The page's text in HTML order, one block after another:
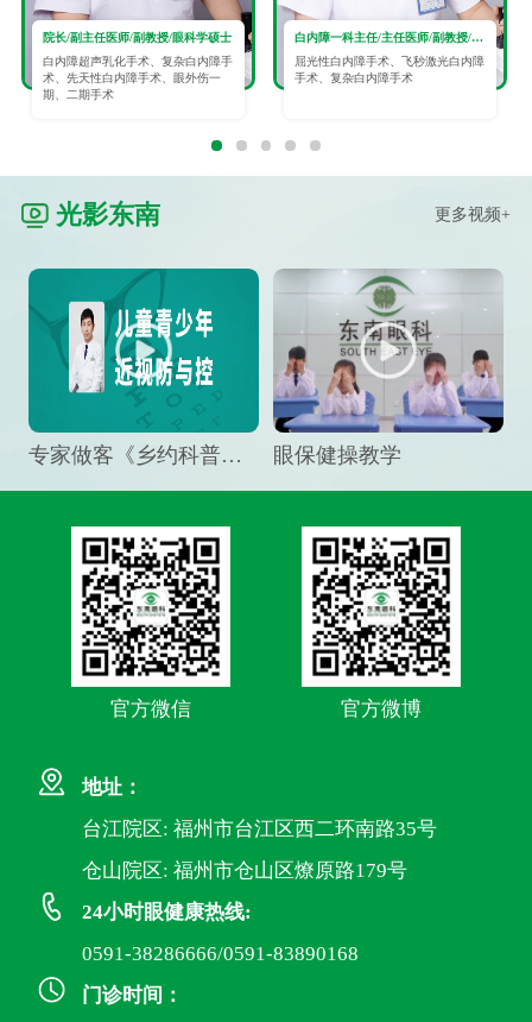
院长/副主任医师/副教授/眼科学硕士
白内障超声乳化手术、复杂白内障手
术、先天性白内障手术、眼外伤一
期、二期手术
白内障一科主任/主任医师/副教授/眼科学硕士
屈光性白内障手术、飞秒激光白内障
手术、复杂白内障手术
光影东南 更多视频+
专家做客《乡约科普》栏目，预防孩子近视竟然这么“简单” 眼保健操教学
官方微信 官方微博
地址：
台江院区: 福州市台江区西二环南路35号
仓山院区: 福州市仓山区燎原路179号
24小时眼健康热线:
0591-38286666/0591-83890168
门诊时间：